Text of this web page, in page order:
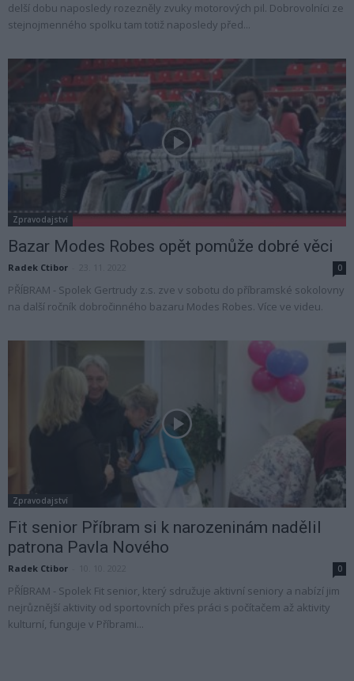
delší dobu naposledy rozezněly zvuky motorových pil. Dobrovolníci ze
stejnojmenného spolku tam totiž naposledy před...
Zpravodajství
Bazar Modes Robes opět pomůže dobré věci
Radek Ctibor 0
PŘÍBRAM - Spolek Gertrudy z.s. zve v sobotu do příbramské sokolovny
na další ročník dobročinného bazaru Modes Robes. Více ve videu.
Zpravodajství
Fit senior Příbram si k narozeninám nadělil
patrona Pavla Nového
Radek Ctibor 0
PŘÍBRAM - Spolek Fit senior, který sdružuje aktivní seniory a nabízí jim
nejrůznější aktivity od sportovních přes práci s počítačem až aktivity
kulturní, funguje v Příbrami...